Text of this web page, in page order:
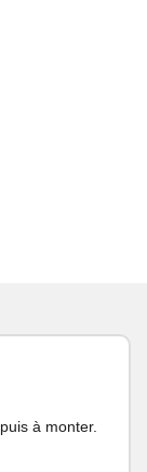
à monter.